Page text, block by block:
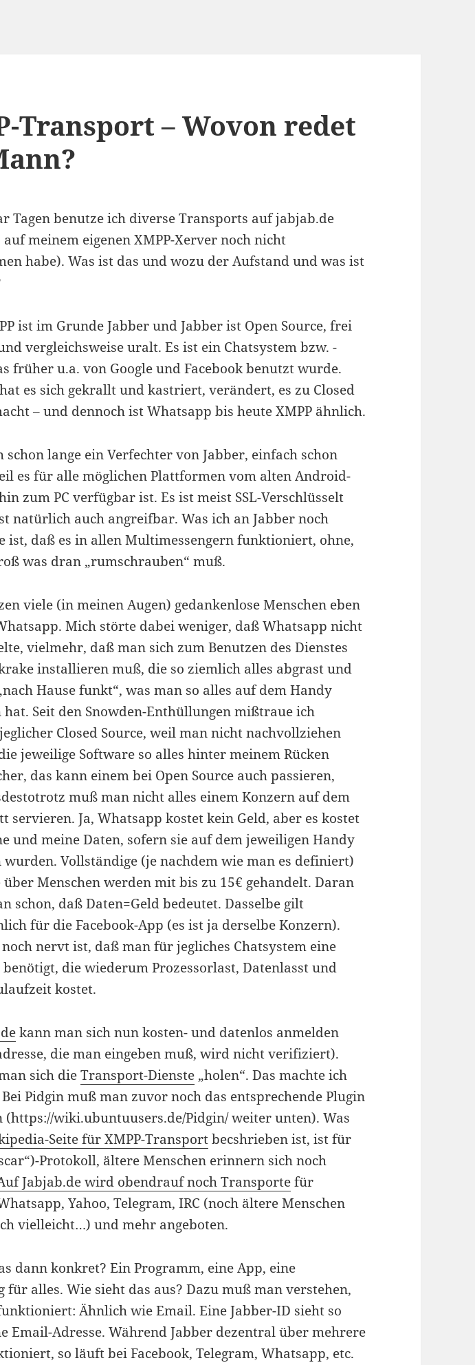
Transport – Wovon redet
Tagen benutze ich diverse Transports auf jabjab.de
meinem eigenen XMPP-Xerver noch nicht
habe). Was ist das und wozu der Aufstand und was ist
ist im Grunde Jabber und Jabber ist Open Source, frei
vergleichsweise uralt. Es ist ein Chatsystem bzw. -
früher u.a. von Google und Facebook benutzt wurde.
es sich gekrallt und kastriert, verändert, es zu Closed
– und dennoch ist Whatsapp bis heute XMPP ähnlich.
schon lange ein Verfechter von Jabber, einfach schon
es für alle möglichen Plattformen vom alten Android-
zum PC verfügbar ist. Es ist meist SSL-Verschlüsselt
natürlich auch angreifbar. Was ich an Jabber noch
ist, daß es in allen Multimessengern funktioniert, ohne,
was dran „rumschrauben“ muß.
viele (in meinen Augen) gedankenlose Menschen eben
Mich störte dabei weniger, daß Whatsapp nicht
vielmehr, daß man sich zum Benutzen des Dienstes
installieren muß, die so ziemlich alles abgrast und
Hause funkt“, was man so alles auf dem Handy
hat. Seit den Snowden-Enthüllungen mißtraue ich
Closed Source, weil man nicht nachvollziehen
jeweilige Software so alles hinter meinem Rücken
das kann einem bei Open Source auch passieren,
muß man nicht alles einem Konzern auf dem
servieren. Ja, Whatsapp kostet kein Geld, aber es kostet
und meine Daten, sofern sie auf dem jeweiligen Handy
wurden. Vollständige (je nachdem wie man es definiert)
über Menschen werden mit bis zu 15€ gehandelt. Daran
schon, daß Daten=Geld bedeutet. Dasselbe gilt
für die Facebook-App (es ist ja derselbe Konzern).
nervt ist, daß man für jegliches Chatsystem eine
benötigt, die wiederum Prozessorlast, Datenlasst und
kostet.
kann man sich nun kosten- und datenlos anmelden
die man eingeben muß, wird nicht verifiziert).
sich dieTransport-Dienste „holen“. Das machte ich
Bei Pidgin muß man zuvor noch das entsprechende Plugin
(https://wiki.ubuntuusers.de/Pidgin/ weiter unten). Was
Seite für XMPP-Transportbecshrieben ist, ist für
Protokoll, ältere Menschen erinnern sich noch
Jabjab.de wird obendrauf noch Transportefür
Yahoo, Telegram, IRC (noch ältere Menschen
vielleicht…) und mehr angeboten.
dann konkret? Ein Programm, eine App, eine
für alles. Wie sieht das aus? Dazu muß man verstehen,
Ähnlich wie Email. Eine Jabber-ID sieht so
Email-Adresse. Während Jabber dezentral über mehrere
so läuft bei Facebook, Telegram, Whatsapp, etc.